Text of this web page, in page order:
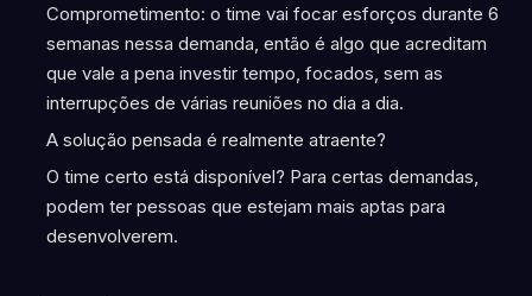
Comprometimento: o time vai focar esforços durante 6
semanas nessa demanda, então é algo que acreditam
que vale a pena investir tempo, focados, sem as
interrupções de várias reuniões no dia a dia.
A solução pensada é realmente atraente?
O time certo está disponível? Para certas demandas,
podem ter pessoas que estejam mais aptas para
desenvolverem.